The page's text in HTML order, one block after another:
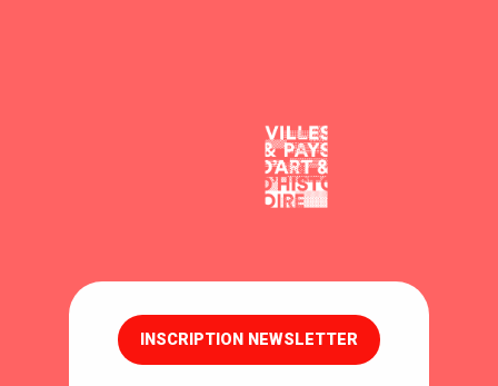
INSCRIPTION NEWSLETTER